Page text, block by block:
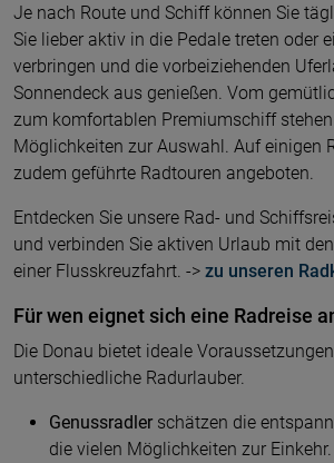
Je nach Route und Schiff können Sie
Sie lieber aktiv in die Pedale treten oder
verbringen und die vorbeiziehenden
Sonnendeck aus genießen. Vom
zum komfortablen Premiumschiff
Möglichkeiten zur Auswahl. Auf einigen
zudem geführte Radtouren angeboten.
Entdecken Sie unsere Rad- und
und verbinden Sie aktiven Urlaub mit
einer Flusskreuzfahrt. -> zu unseren
Für wen eignet sich eine Radreise
Die Donau bietet ideale
unterschiedliche Radurlauber.
Genussradler schätzen die
die vielen Möglichkeiten zur Einkehr.